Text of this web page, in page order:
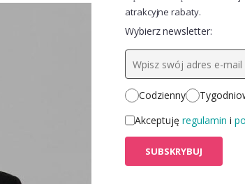
atrakcyjne rabaty.
Wybierz newsletter:
Codzienny
Akceptuję regulamin i